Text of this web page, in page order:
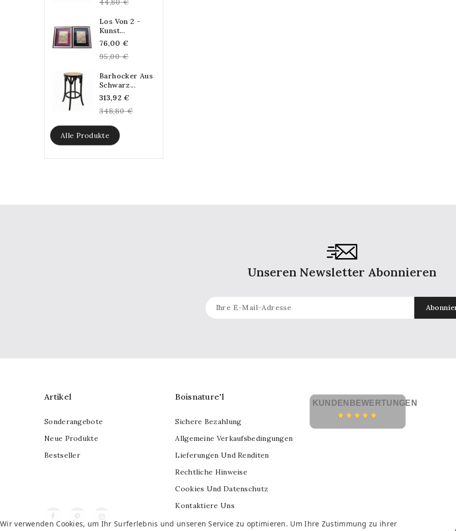
Los Von 2 -
Kunst...
76,00 €
price
95,00 €
Barhocker Aus
Schwarz...
313,92 €
price
348,80 €
Alle Produkte
Unseren Newsletter Abonnieren
FacebookPinterest
Artikel
Sonderangebote
Neue Produkte
Bestseller
Boisnature'l
Sichere Bezahlung
Allgemeine Verkaufsbedingungen
Lieferungen Und Renditen
Rechtliche Hinweise
Cookies Und Datenschutz
Kontaktiere Uns
Seitenverzeichnis
Wir verwenden Cookies, um Ihr Surferlebnis und unseren Service zu optimieren. Um Ihre Zustimmung zu ihrer
KUNDENBEWERTUNGEN